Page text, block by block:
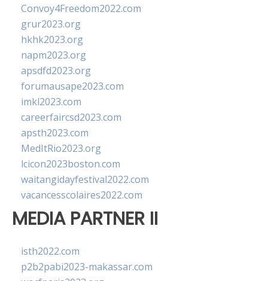
Convoy4Freedom2022.com
grur2023.org
hkhk2023.org
napm2023.org
apsdfd2023.org
forumausape2023.com
imkl2023.com
careerfaircsd2023.com
apsth2023.com
MedItRio2023.org
lcicon2023boston.com
waitangidayfestival2022.com
vacancesscolaires2022.com
MEDIA PARTNER II
isth2022.com
p2b2pabi2023-makassar.com